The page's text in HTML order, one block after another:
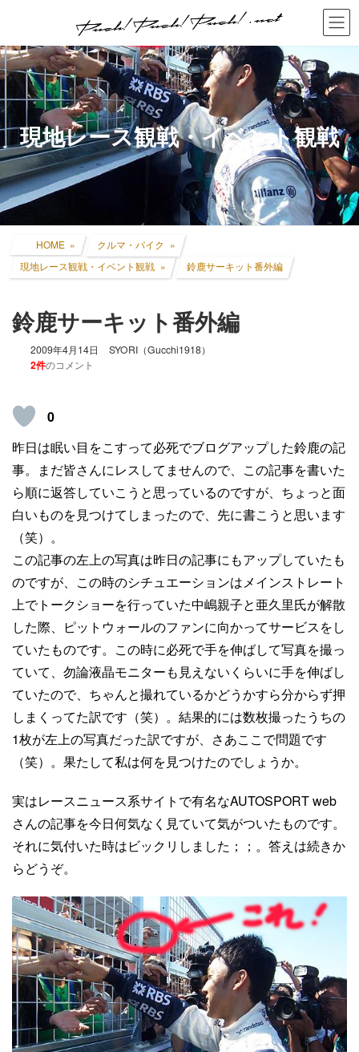
ン
ツ
ス
キ
ッ
プ
ー
シ
ン
に
移
動
現地レース観戦・イベント観戦
HOME
クルマ・バイク
現地レース観戦・イベント観戦
鈴鹿サーキット番外編
鈴鹿サーキット番外編
2009年4月14日 SYORI（Gucchi1918）
2件のコメント
0
昨日は眠い目をこすって必死でブログアップした鈴鹿の記
事。まだ皆さんにレスしてませんので、この記事を書いた
ら順に返答していこうと思っているのですが、ちょっと面
白いものを見つけてしまったので、先に書こうと思います
（笑）。
この記事の左上の写真は昨日の記事にもアップしていたも
のですが、この時のシチュエーションはメインストレート
上でトークショーを行っていた中嶋親子と亜久里氏が解散
した際、ピットウォールのファンに向かってサービスをし
ていたものです。この時に必死で手を伸ばして写真を撮っ
ていて、勿論液晶モニターも見えないくらいに手を伸ばし
ていたので、ちゃんと撮れているかどうかすら分からず押
しまくってた訳です（笑）。結果的には数枚撮ったうちの
1枚が左上の写真だった訳ですが、さあここで問題です
（笑）。果たして私は何を見つけたのでしょうか。
実はレースニュース系サイトで有名なAUTOSPORT web
さんの記事を今日何気なく見ていて気がついたものです。
それに気付いた時はビックリしました；；。答えは続きか
らどうぞ。